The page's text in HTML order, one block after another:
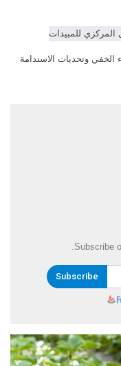
الخفي وتحديات الاستدامة
Subscribe
Subscribe